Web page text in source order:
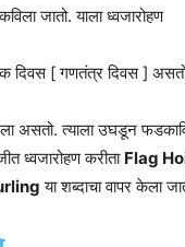
जातो. याला ध्वजारोहण
दिवस [ गणतंत्र दिवस ]
असतो. त्याला उघडून
ध्वजारोहण करीता Flag
या शब्दाचा वापर केला